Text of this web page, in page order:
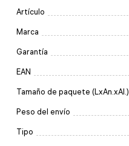
Artículo
Marca
Garantía
EAN
Tamaño de paquete (LxAn.xAl.)
Peso del envío
Tipo